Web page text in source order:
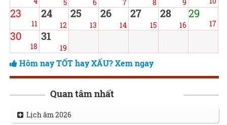
5 6 7 8 9
23
11
24
12
25
13
26
14
27
15
28
16
29
17
30
18
31
19
Hôm nay TỐT hay XẤU? Xem ngay
Quan tâm nhất
Lịch âm 2026